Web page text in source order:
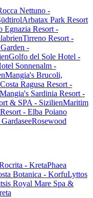
Nettuno -
Arbatax Park Resort
Egnazia Resort -
Tirreno Resort -
-
Golfo del Sole Hotel -
Sonnenalm -
Mangia's Brucoli,
Ragusa Resort -
Mangia's Sardinia Resort -
& SPA - SizilienMaritim
- Elba Poiano
Rosewood
- KretaPhaea
Botanica - KorfuLyttos
Royal Mare Spa &